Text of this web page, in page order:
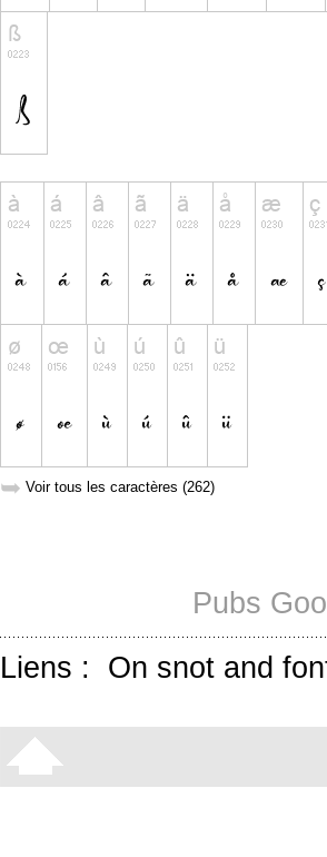
➥ Voir tous les caractères (262)
Pubs
Liens : On snot and